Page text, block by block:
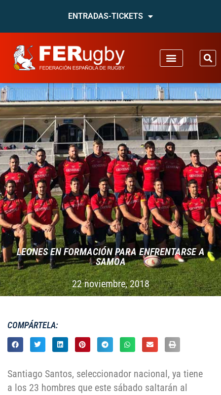
ENTRADAS-TICKETS
LEONES EN FORMACIÓN PARA ENFRENTARSE A
SAMOA
22 noviembre, 2018
COMPÁRTELA:
Santiago Santos, seleccionador nacional, ya tiene
a los 23 hombres que este sábado saltarán al